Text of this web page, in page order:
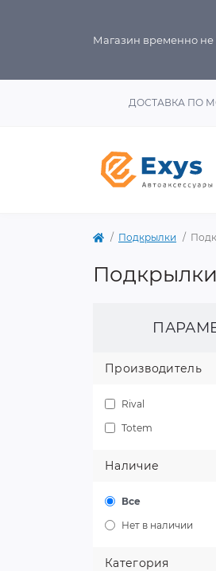
Магазин временно не
ДОСТАВКА ПО
Подкрылки
Производитель
Rival
Totem
Наличие
Все
Нет в наличии
Категория